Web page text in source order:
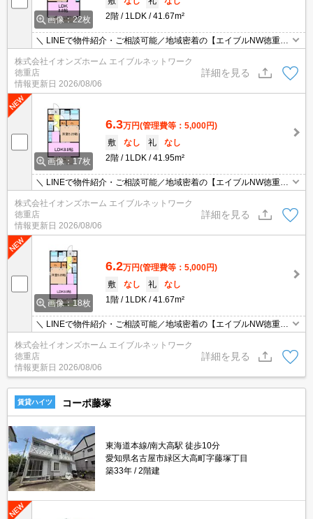
画像：22枚
2階
1LDK 41.67m²
＼ LINEで物件紹介・ご相談可能／地域密着の【エイブルNW徳重
店】です♪地元出身スタッフが周辺環境まで丁寧にご案内！【当日予
約可能】
株式会社イオンズホーム エイブルネットワーク
徳重店
情報更新日 2026/08/06
詳細を見る
画像：17枚
6.3万円(管理費等：5,000円)
敷
なし 礼
なし
2階
1LDK 41.95m²
＼ LINEで物件紹介・ご相談可能／地域密着の【エイブルNW徳重
店】です♪地元出身スタッフが周辺環境まで丁寧にご案内！【当日予
約可能】
株式会社イオンズホーム エイブルネットワーク
徳重店
情報更新日 2026/08/06
詳細を見る
画像：18枚
6.2万円(管理費等：5,000円)
敷
なし 礼
なし
1階
1LDK 41.67m²
＼ LINEで物件紹介・ご相談可能／地域密着の【エイブルNW徳重
店】です♪地元出身スタッフが周辺環境まで丁寧にご案内！【当日予
約可能】
株式会社イオンズホーム エイブルネットワーク
徳重店
情報更新日 2026/08/06
詳細を見る
賃貸ハイツ コーポ藤塚
東海道本線/南大高駅 徒歩10分
愛知県名古屋市緑区大高町字藤塚丁目
築33年
2階建